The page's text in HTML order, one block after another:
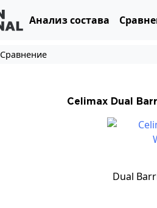
Анализ состава
Сравнение
Celimax Dual
Dual